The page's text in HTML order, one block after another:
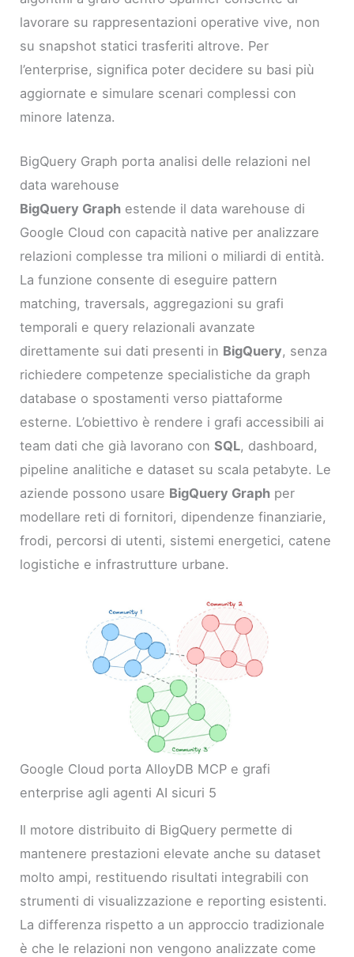
lavorare su rappresentazioni operative vive, non
su snapshot statici trasferiti altrove. Per
l’enterprise, significa poter decidere su basi più
aggiornate e simulare scenari complessi con
minore latenza.
BigQuery Graph porta analisi delle relazioni nel
data warehouse
BigQuery Graph estende il data warehouse di
Google Cloud con capacità native per analizzare
relazioni complesse tra milioni o miliardi di entità.
La funzione consente di eseguire pattern
matching, traversals, aggregazioni su grafi
temporali e query relazionali avanzate
direttamente sui dati presenti in BigQuery, senza
richiedere competenze specialistiche da graph
database o spostamenti verso piattaforme
esterne. L’obiettivo è rendere i grafi accessibili ai
team dati che già lavorano conSQL, dashboard,
pipeline analitiche e dataset su scala petabyte. Le
aziende possono usare BigQuery Graph per
modellare reti di fornitori, dipendenze finanziarie,
frodi, percorsi di utenti, sistemi energetici, catene
logistiche e infrastrutture urbane.
Google Cloud porta AlloyDB MCP e grafi
enterprise agli agenti AI sicuri 5
Il motore distribuito di BigQuery permette di
mantenere prestazioni elevate anche su dataset
molto ampi, restituendo risultati integrabili con
strumenti di visualizzazione e reporting esistenti.
La differenza rispetto a un approccio tradizionale
è che le relazioni non vengono analizzate come